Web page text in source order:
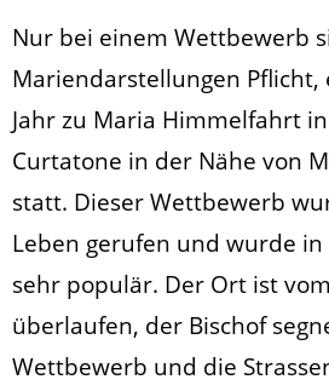
Nur bei einem Wettbewerb
Mariendarstellungen Pflicht,
Jahr zu Maria Himmelfahrt
Curtatone in der Nähe von
statt. Dieser Wettbewerb
Leben gerufen und wurde
sehr populär. Der Ort ist
überlaufen, der Bischof
Wettbewerb und die